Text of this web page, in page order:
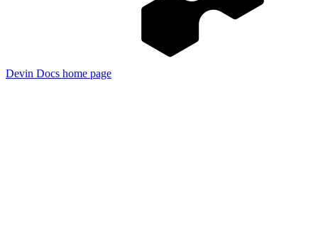
Devin Docs home page